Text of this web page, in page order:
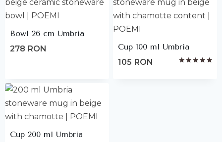
Bowl 26 cm Umbria
278 RON Cup 100 ml Umbria
105 RON
Cup 200 ml Umbria